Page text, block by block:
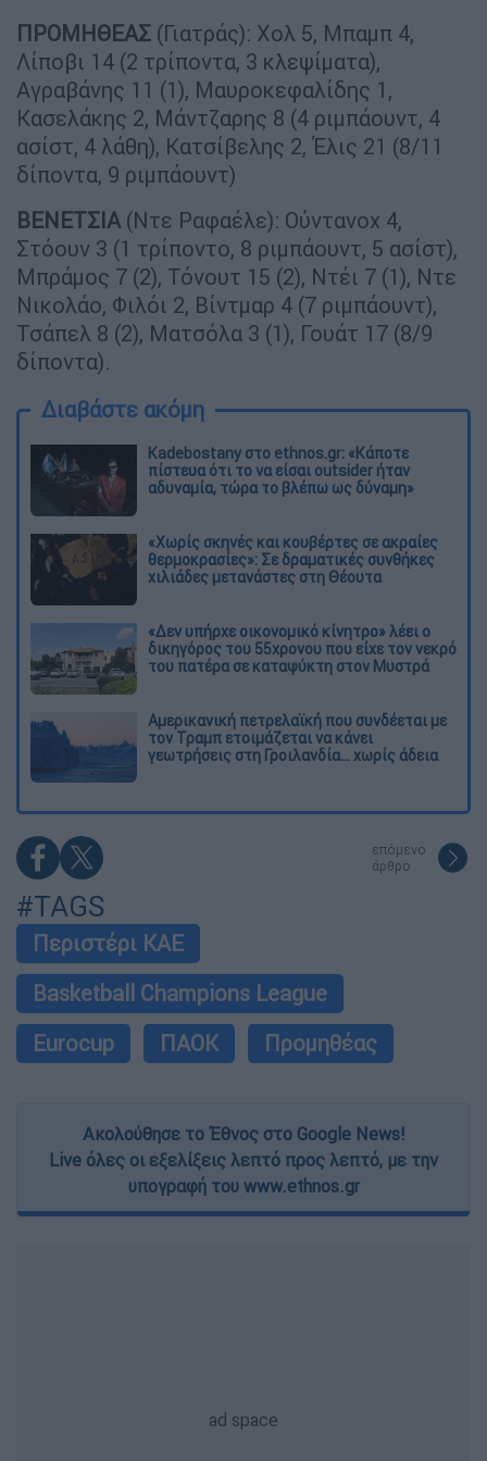
ΠΡΟΜΗΘΕΑΣ (Γιατράς): Χολ 5, Μπαμπ 4,
Λίποβι 14 (2 τρίποντα, 3 κλεψίματα),
Αγραβάνης 11 (1), Μαυροκεφαλίδης 1,
Κασελάκης 2, Μάντζαρης 8 (4 ριμπάουντ, 4
ασίστ, 4 λάθη), Κατσίβελης 2, Έλις 21 (8/11
δίποντα, 9 ριμπάουντ)
ΒΕΝΕΤΣΙΑ (Ντε Ραφαέλε): Ούντανοχ 4,
Στόουν 3 (1 τρίποντο, 8 ριμπάουντ, 5 ασίστ),
Μπράμος 7 (2), Τόνουτ 15 (2), Ντέι 7 (1), Ντε
Νικολάο, Φιλόι 2, Βίντμαρ 4 (7 ριμπάουντ),
Τσάπελ 8 (2), Ματσόλα 3 (1), Γουάτ 17 (8/9
δίποντα).
Διαβάστε ακόμη
Kadebostany στο ethnos.gr: «Κάποτε
πίστευα ότι το να είσαι outsider ήταν
αδυναμία, τώρα το βλέπω ως δύναμη»
«Χωρίς σκηνές και κουβέρτες σε ακραίες
θερμοκρασίες»: Σε δραματικές συνθήκες
χιλιάδες μετανάστες στη Θέουτα
«Δεν υπήρχε οικονομικό κίνητρο» λέει ο
δικηγόρος του 55χρονου που είχε τον νεκρό
του πατέρα σε καταψύκτη στον Μυστρά
Αμερικανική πετρελαϊκή που συνδέεται με
τον Τραμπ ετοιμάζεται να κάνει
γεωτρήσεις στη Γροιλανδία... χωρίς άδεια
επόμενο
άρθρο
#TAGS
Περιστέρι ΚΑΕ
Basketball Champions League
Eurocup
ΠΑΟΚ Προμηθέας
Ακολούθησε το Έθνος στο Google News!
Live όλες οι εξελίξεις λεπτό προς λεπτό, με την
υπογραφή του www.ethnos.gr